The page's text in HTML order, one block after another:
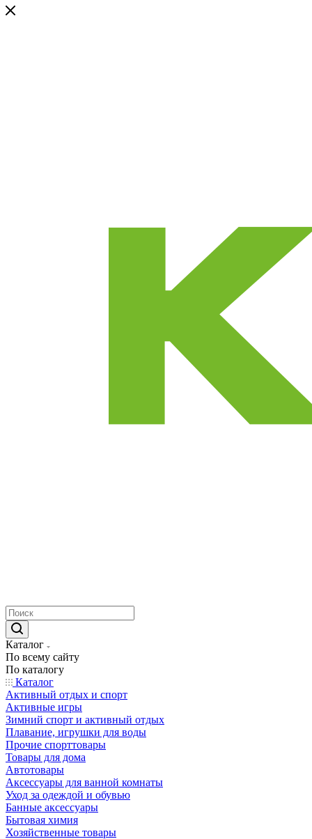
Каталог
По всему сайту
По каталогу
Каталог
Активный отдых и спорт
Активные игры
Зимний спорт и активный отдых
Плавание, игрушки для воды
Прочие спорттовары
Товары для дома
Автотовары
Аксессуары для ванной комнаты
Уход за одеждой и обувью
Банные аксессуары
Бытовая химия
Хозяйственные товары